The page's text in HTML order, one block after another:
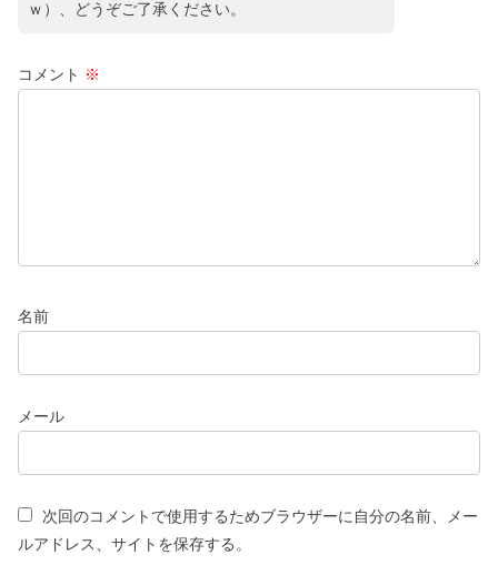
ｗ）、どうぞご了承ください。
コメント ※
名前
メール
次回のコメントで使用するためブラウザーに自分の名前、メー
ルアドレス、サイトを保存する。